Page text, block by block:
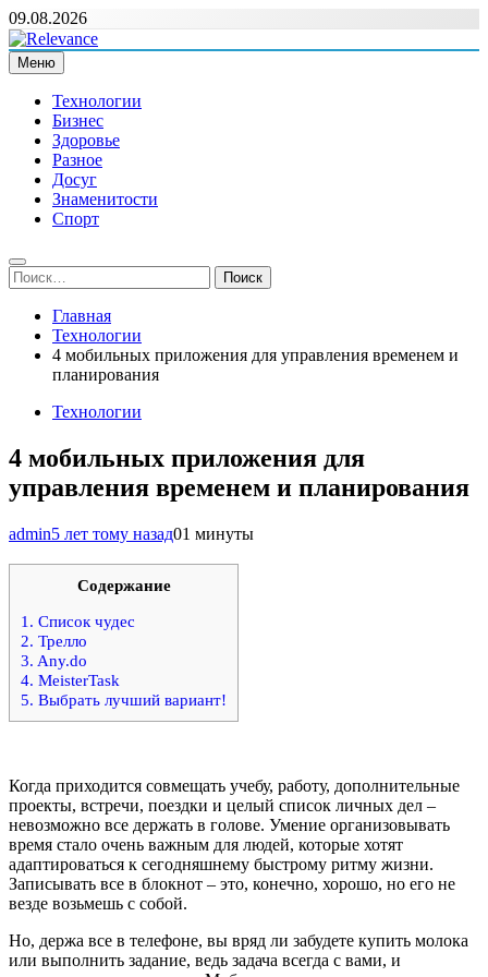
Перейти
к
содержимому
09.08.2026
Relevance
Релевантні новини — саме те, що вам потрібно
Меню
Технологии
Бизнес
Здоровье
Разное
Досуг
Знаменитости
Спорт
Найти:
Главная
Технологии
4 мобильных приложения для управления временем и
планирования
Технологии
4 мобильных приложения для
управления временем и планирования
admin5 лет тому назад01 минуты
Содержание
1. Список чудес
2. Трелло
3. Any.do
4. MeisterTask
5. Выбрать лучший вариант!
Когда приходится совмещать учебу, работу, дополнительные
проекты, встречи, поездки и целый список личных дел –
невозможно все держать в голове. Умение организовывать
время стало очень важным для людей, которые хотят
адаптироваться к сегодняшнему быстрому ритму жизни.
Записывать все в блокнот – это, конечно, хорошо, но его не
везде возьмешь с собой.
Но, держа все в телефоне, вы вряд ли забудете купить молока
или выполнить задание, ведь задача всегда с вами, и